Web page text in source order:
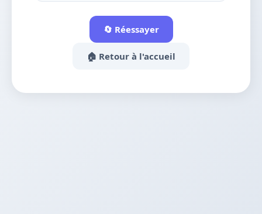
🔄 Réessayer
🏠 Retour à l'accueil